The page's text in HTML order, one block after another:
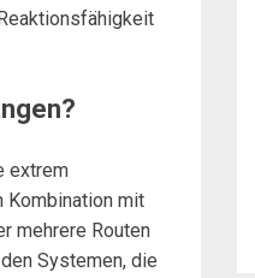
extrem
Kombination mit
mehrere Routen
Systemen, die